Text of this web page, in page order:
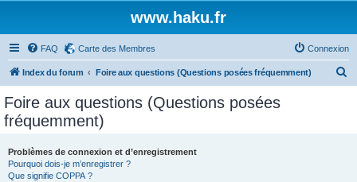
www.haku.fr
FAQ Carte des Membres Connexion
Index du forum Foire aux questions (Questions posées fréquemment)
Foire aux questions (Questions posées
fréquemment)
Problèmes de connexion et d’enregistrement
Pourquoi dois-je m’enregistrer ?
Que signifie COPPA ?